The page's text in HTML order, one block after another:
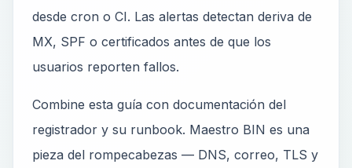
desde cron o CI. Las alertas detectan deriva de
MX, SPF o certificados antes de que los
usuarios reporten fallos.
Combine esta guía con documentación del
registrador y su runbook. Maestro BIN es una
pieza del rompecabezas — DNS, correo, TLS y